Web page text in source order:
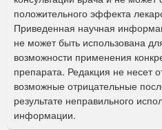
а
п
о
и
с
к
положительного эффекта
Приведенная научная
не может быть использована
возможности применения
препарата. Редакция не несет
возможные отрицательные
результате неправильного
информации.